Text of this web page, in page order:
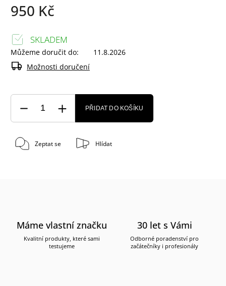
950 Kč
SKLADEM
Můžeme doručit do:
11.8.2026
Možnosti doručení
PŘIDAT DO KOŠÍKU
Zeptat se Hlídat
Máme vlastní značku
Kvalitní produkty, které sami
testujeme
30 let s Vámi
Odborné poradenství pro
začátečníky i profesionály